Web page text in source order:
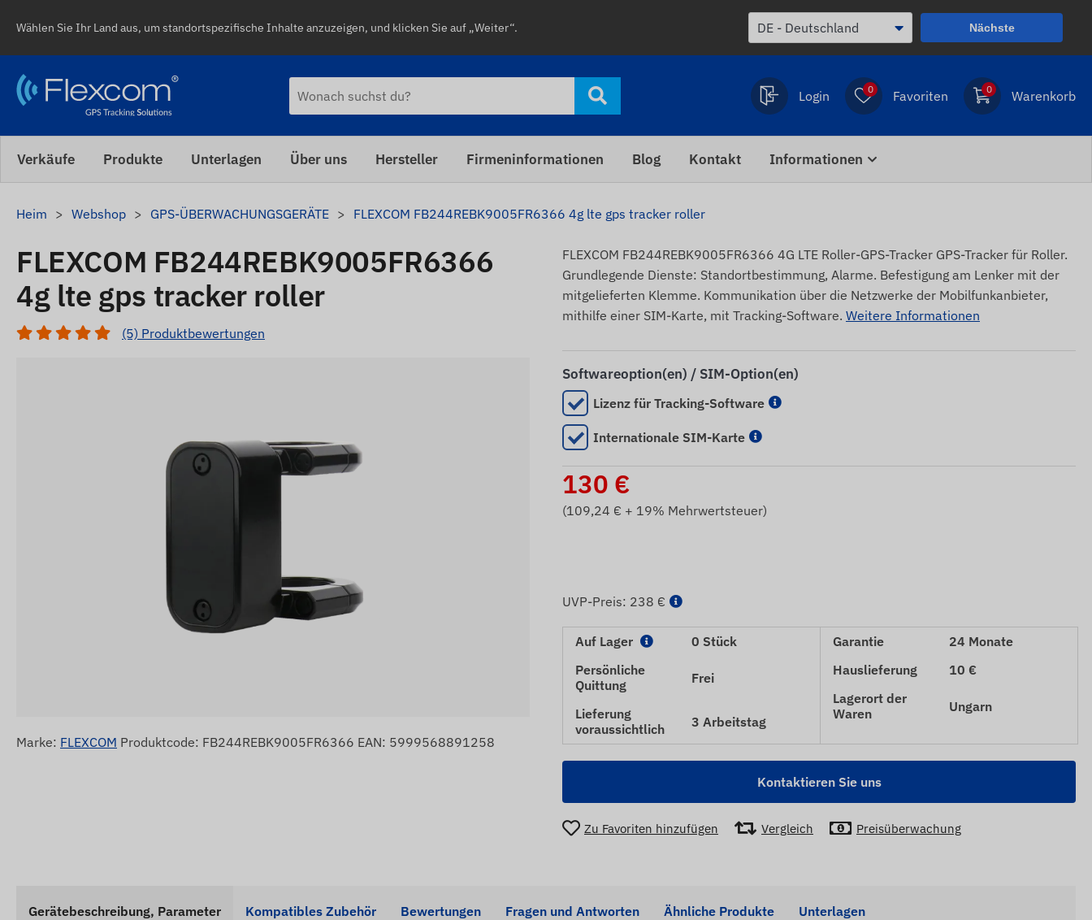
Wählen Sie Ihr Land aus, um standortspezifische Inhalte anzuzeigen, und klicken Sie auf „Weiter“. Nächste
Login 0 Favoriten 0 Warenkorb
Verkäufe Produkte Unterlagen Über uns Hersteller Firmeninformationen Blog Kontakt Informationen
Heim Webshop GPS-ÜBERWACHUNGSGERÄTE FLEXCOM FB244REBK9005FR6366 4g lte gps tracker roller
FLEXCOM FB244REBK9005FR6366
4g lte gps tracker roller
(5) Produktbewertungen
Marke: FLEXCOM Produktcode: FB244REBK9005FR6366 EAN: 5999568891258
FLEXCOM FB244REBK9005FR6366 4G LTE Roller-GPS-Tracker GPS-Tracker für Roller.
Grundlegende Dienste: Standortbestimmung, Alarme. Befestigung am Lenker mit der
mitgelieferten Klemme. Kommunikation über die Netzwerke der Mobilfunkanbieter,
mithilfe einer SIM-Karte, mit Tracking-Software. Weitere Informationen
Softwareoption(en) / SIM-Option(en)
Lizenz für Tracking-Software
Internationale SIM-Karte
130 €
(109,24 € + 19% Mehrwertsteuer)
UVP-Preis: 238 €
Auf Lager
0 Stück
Persönliche
Quittung
Frei
Lieferung
voraussichtlich
3 Arbeitstag
Garantie
24 Monate
Hauslieferung
10 €
Lagerort der
Waren
Ungarn
Kontaktieren Sie uns
Zu Favoriten hinzufügen Vergleich Preisüberwachung
Gerätebeschreibung, Parameter Kompatibles Zubehör Bewertungen Fragen und Antworten Ähnliche Produkte Unterlagen